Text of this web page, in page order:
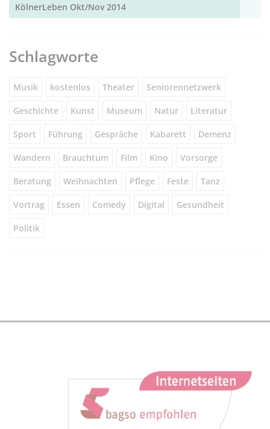
KölnerLeben Okt/Nov 2014
Schlagworte
Musik kostenlos Theater Seniorennetzwerk
Geschichte Kunst Museum Natur Literatur
Sport Führung Gespräche Kabarett Demenz
Wandern Brauchtum Film Kino Vorsorge
Beratung Weihnachten Pflege Feste Tanz
Vortrag Essen Comedy Digital Gesundheit
Politik